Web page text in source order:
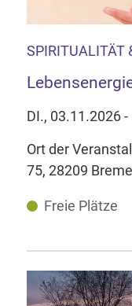
SPIRITUALITÄT
DI., 03.11.2026
Ort der
75, 28209
Freie Plätze